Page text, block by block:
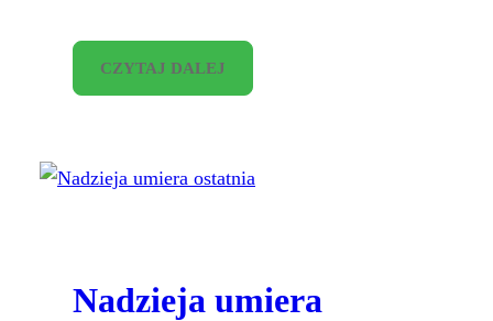
CZYTAJ DALEJ
Nadzieja umiera